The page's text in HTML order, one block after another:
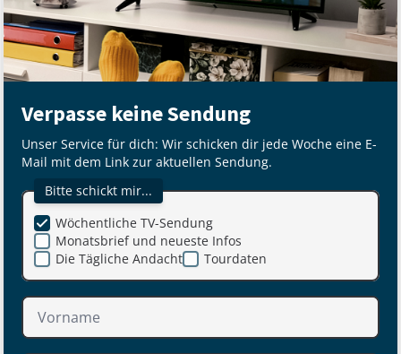
Verpasse keine Sendung
Unser Service für dich: Wir schicken dir jede Woche eine E-
Mail mit dem Link zur aktuellen Sendung.
Bitte schickt mir...
Monatsbrief und neueste Infos
Die Tägliche Andacht
Wöchentliche TV-Sendung
Tourdaten